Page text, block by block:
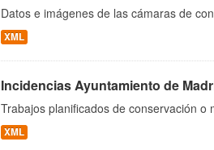
Datos e imágenes de las cámaras de
XML
Incidencias Ayuntamiento de
Trabajos planificados de conservación
XML